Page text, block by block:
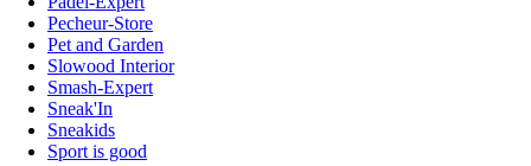
Pecheur-Store
Pet and Garden
Slowood Interior
Smash-Expert
Sneak'In
Sneakids
Sport is good